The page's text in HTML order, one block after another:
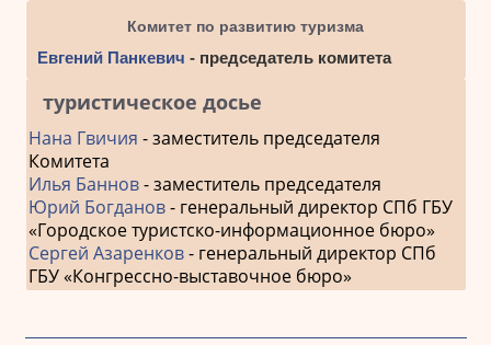
Комитет по развитию туризма
Евгений Панкевич - председатель комитета
туристическое досье
Нана Гвичия - заместитель председателя
Комитета
Илья Баннов- заместитель председателя
Юрий Богданов- генеральный директор СПб ГБУ
«Городское туристско-информационное бюро»
Сергей Азаренков- генеральный директор СПб
ГБУ «Конгрессно-выставочное бюро»